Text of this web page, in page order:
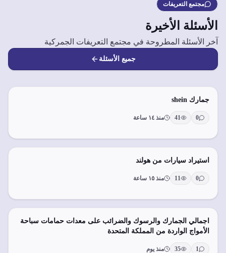
مجتمع التعريفات
الأسئلة الأخيرة
آخر الأسئلة المطروحة في مجتمع التعريفات الجمركية
جميع الأسئلة
جمارك shein
0
41 منذ ١٤ ساعة
استيراد سيارات من هولند
0
11 منذ ١٥ ساعة
اجمالي الجمارك والرسوك والضرائب على معدات حمامات سباحة
الأمواج الواردة من المملكة المتحدة
1
35 منذ يوم